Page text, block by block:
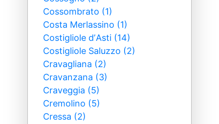
Cossombrato (1)
Costa Merlassino (1)
Costigliole dʼAsti (14)
Costigliole Saluzzo (2)
Cravagliana (2)
Cravanzana (3)
Craveggia (5)
Cremolino (5)
Cressa (2)